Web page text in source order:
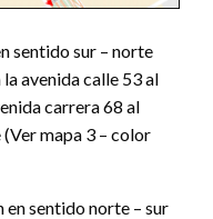
sentido sur – norte
avenida calle 53 al
carrera 68 al
mapa 3 – color
en sentido norte – sur